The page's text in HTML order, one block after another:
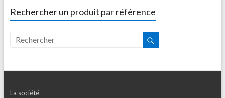
Rechercher un produit par référence
La société